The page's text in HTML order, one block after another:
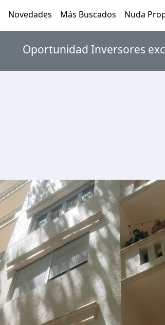
Novedades Más Buscados Nuda
Oportunidad Inversores